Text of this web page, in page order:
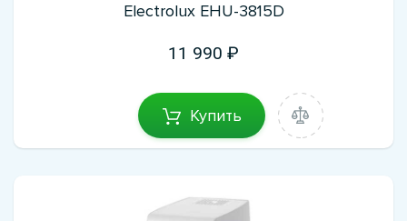
Electrolux EHU-3815D
11 990
Купить